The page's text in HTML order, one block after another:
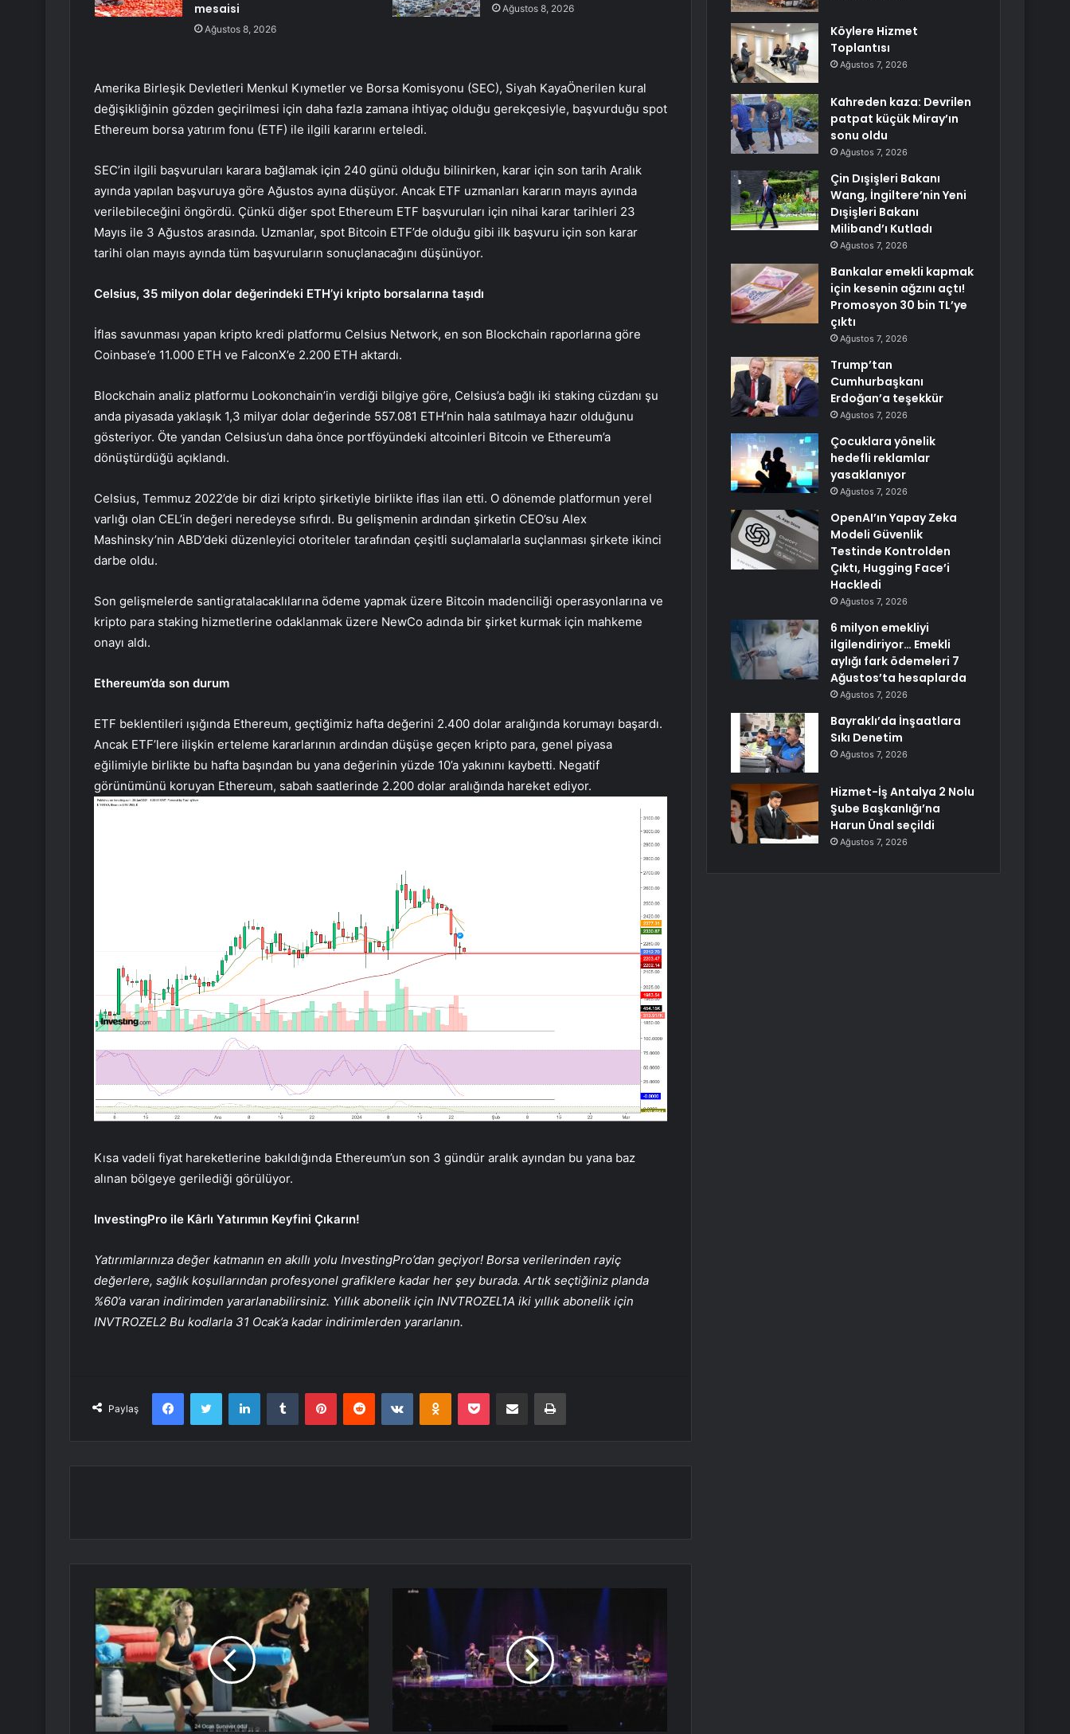
mesaisi
Ağustos 8, 2026
Ağustos 8, 2026
Amerika Birleşik Devletleri Menkul Kıymetler ve Borsa Komisyonu (SEC), Siyah KayaÖnerilen kural
değişikliğinin gözden geçirilmesi için daha fazla zamana ihtiyaç olduğu gerekçesiyle, başvurduğu spot
Ethereum borsa yatırım fonu (ETF) ile ilgili kararını erteledi.
SEC’in ilgili başvuruları karara bağlamak için 240 günü olduğu bilinirken, karar için son tarih Aralık
ayında yapılan başvuruya göre Ağustos ayına düşüyor. Ancak ETF uzmanları kararın mayıs ayında
verilebileceğini öngördü. Çünkü diğer spot Ethereum ETF başvuruları için nihai karar tarihleri ​​23
Mayıs ile 3 Ağustos arasında. Uzmanlar, spot Bitcoin ETF’de olduğu gibi ilk başvuru için son karar
tarihi olan mayıs ayında tüm başvuruların sonuçlanacağını düşünüyor.
Celsius, 35 milyon dolar değerindeki ETH’yi kripto borsalarına taşıdı
İflas savunması yapan kripto kredi platformu Celsius Network, en son Blockchain raporlarına göre
Coinbase’e 11.000 ETH ve FalconX’e 2.200 ETH aktardı.
Blockchain analiz platformu Lookonchain’in verdiği bilgiye göre, Celsius’a bağlı iki staking cüzdanı şu
anda piyasada yaklaşık 1,3 milyar dolar değerinde 557.081 ETH’nin hala satılmaya hazır olduğunu
gösteriyor. Öte yandan Celsius’un daha önce portföyündeki altcoinleri Bitcoin ve Ethereum’a
dönüştürdüğü açıklandı.
Celsius, Temmuz 2022’de bir dizi kripto şirketiyle birlikte iflas ilan etti. O dönemde platformun yerel
varlığı olan CEL’in değeri neredeyse sıfırdı. Bu gelişmenin ardından şirketin CEO’su Alex
Mashinsky’nin ABD’deki düzenleyici otoriteler tarafından çeşitli suçlamalarla suçlanması şirkete ikinci
darbe oldu.
Son gelişmelerde santigratalacaklılarına ödeme yapmak üzere Bitcoin madenciliği operasyonlarına ve
kripto para staking hizmetlerine odaklanmak üzere NewCo adında bir şirket kurmak için mahkeme
onayı aldı.
Ethereum’da son durum
ETF beklentileri ışığında Ethereum, geçtiğimiz hafta değerini 2.400 dolar aralığında korumayı başardı.
Ancak ETF’lere ilişkin erteleme kararlarının ardından düşüşe geçen kripto para, genel piyasa
eğilimiyle birlikte bu hafta başından bu yana değerinin yüzde 10’a yakınını kaybetti. Negatif
görünümünü koruyan Ethereum, sabah saatlerinde 2.200 dolar aralığında hareket ediyor.
Kısa vadeli fiyat hareketlerine bakıldığında Ethereum’un son 3 gündür aralık ayından bu yana baz
alınan bölgeye gerilediği görülüyor.
InvestingPro ile Kârlı Yatırımın Keyfini Çıkarın!
Yatırımlarınıza değer katmanın en akıllı yolu InvestingPro’dan geçiyor! Borsa verilerinden rayiç
değerlere, sağlık koşullarından profesyonel grafiklere kadar her şey burada. Artık seçtiğiniz planda
%60’a varan indirimden yararlanabilirsiniz. Yıllık abonelik için INVTROZEL1A iki yıllık abonelik için
INVTROZEL2 Bu kodlarla 31 Ocak’a kadar indirimlerden yararlanın.
Paylaş
FacebookTwitter LinkedInTumblr PinterestReddit VKontakteOdnoklassniki
Pocket E-Posta ile paylaş Yazdır
Köylere Hizmet
Toplantısı
Ağustos 7, 2026
Kahreden kaza: Devrilen
patpat küçük Miray’ın
sonu oldu
Ağustos 7, 2026
Çin Dışişleri Bakanı
Wang, İngiltere’nin Yeni
Dışişleri Bakanı
Miliband’ı Kutladı
Ağustos 7, 2026
Bankalar emekli kapmak
için kesenin ağzını açtı!
Promosyon 30 bin TL’ye
çıktı
Ağustos 7, 2026
Trump’tan
Cumhurbaşkanı
Erdoğan’a teşekkür
Ağustos 7, 2026
Çocuklara yönelik
hedefli reklamlar
yasaklanıyor
Ağustos 7, 2026
OpenAI’ın Yapay Zeka
Modeli Güvenlik
Testinde Kontrolden
Çıktı, Hugging Face’i
Hackledi
Ağustos 7, 2026
6 milyon emekliyi
ilgilendiriyor… Emekli
aylığı fark ödemeleri 7
Ağustos’ta hesaplarda
Ağustos 7, 2026
Bayraklı’da İnşaatlara
Sıkı Denetim
Ağustos 7, 2026
Hizmet-İş Antalya 2 Nolu
Şube Başkanlığı’na
Harun Ünal seçildi
Ağustos 7, 2026